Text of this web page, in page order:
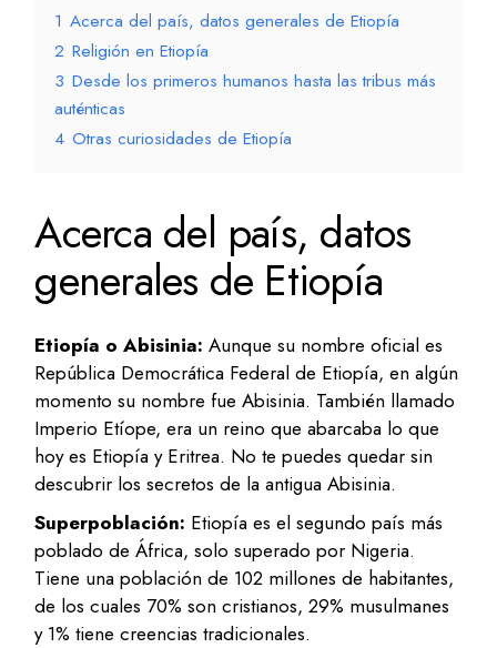
1 Acerca del país, datos generales de Etiopía
2 Religión en Etiopía
3 Desde los primeros humanos hasta las tribus más
auténticas
4 Otras curiosidades de Etiopía
Acerca del país, datos
generales de Etiopía
Etiopía o Abisinia:Aunque su nombre oficial es
República Democrática Federal de Etiopía, en algún
momento su nombre fue Abisinia. También llamado
Imperio Etíope, era un reino que abarcaba lo que
hoy es Etiopía y Eritrea. No te puedes quedar sin
descubrir los secretos de la antigua Abisinia.
Superpoblación: Etiopía es el segundo país más
poblado de África, solo superado por Nigeria.
Tiene una población de 102 millones de habitantes,
de los cuales 70% son cristianos, 29% musulmanes
y 1% tiene creencias tradicionales.